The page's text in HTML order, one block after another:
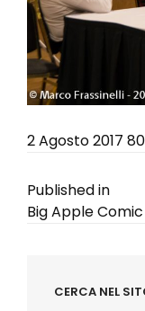
Posted
2 Agosto 2017
articoli
Published in
Big Apple
CERCA NEL